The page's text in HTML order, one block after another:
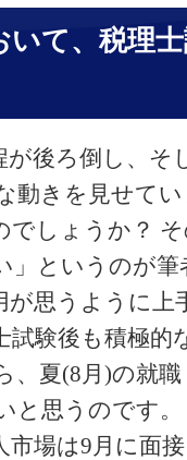
いて、税理
が後ろ倒し、そ
動きを見せて
でしょうか？
」というのが
が思うように上
試験後も積極的
、夏(8月)の就
と思うのです。
市場は9月に面